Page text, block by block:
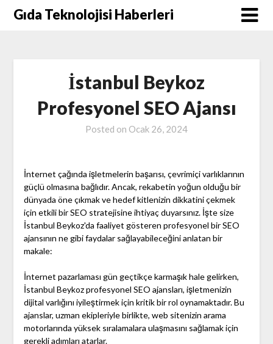
SkipGıda Teknolojisi Haberleri
İstanbul Beykoz
Profesyonel SEO Ajansı
Posted on Ocak 26, 2024
İnternet çağında işletmelerin başarısı, çevrimiçi varlıklarının
güçlü olmasına bağlıdır. Ancak, rekabetin yoğun olduğu bir
dünyada öne çıkmak ve hedef kitlenizin dikkatini çekmek
için etkili bir SEO stratejisine ihtiyaç duyarsınız. İşte size
İstanbul Beykoz'da faaliyet gösteren profesyonel bir SEO
ajansının ne gibi faydalar sağlayabileceğini anlatan bir
makale:
İnternet pazarlaması gün geçtikçe karmaşık hale gelirken,
İstanbul Beykoz profesyonel SEO ajansları, işletmenizin
dijital varlığını iyileştirmek için kritik bir rol oynamaktadır. Bu
ajanslar, uzman ekipleriyle birlikte, web sitenizin arama
motorlarında yüksek sıralamalara ulaşmasını sağlamak için
gerekli adımları atarlar.